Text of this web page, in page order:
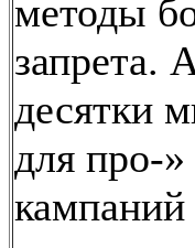
методы
запрета.
десятки
для про-
кампаний